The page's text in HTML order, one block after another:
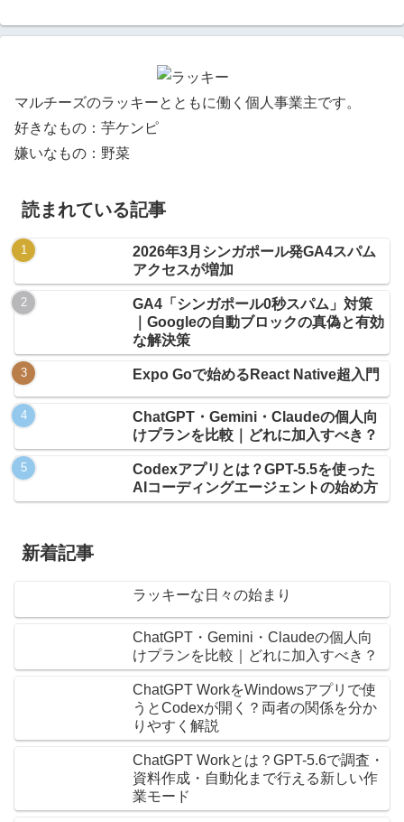
マルチーズのラッキーとともに働く個人事業主です。
好きなもの：芋ケンピ
嫌いなもの：野菜
読まれている記事
2026年3月シンガポール発GA4スパム
アクセスが増加
GA4「シンガポール0秒スパム」対策
｜Googleの自動ブロックの真偽と有効
な解決策
Expo Goで始めるReact Native超入門
ChatGPT・Gemini・Claudeの個人向
けプランを比較｜どれに加入すべき？
Codexアプリとは？GPT-5.5を使った
AIコーディングエージェントの始め方
新着記事
ラッキーな日々の始まり
ChatGPT・Gemini・Claudeの個人向
けプランを比較｜どれに加入すべき？
ChatGPT WorkをWindowsアプリで使
うとCodexが開く？両者の関係を分か
りやすく解説
ChatGPT Workとは？GPT-5.6で調査・
資料作成・自動化まで行える新しい作
業モード